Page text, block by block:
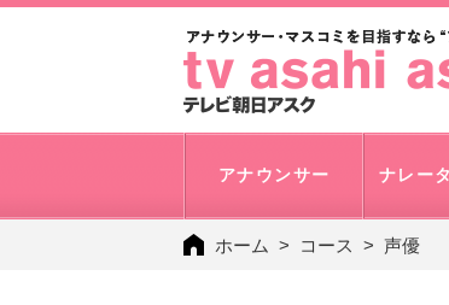
アナウンサー ナレー
ホーム コース 声優